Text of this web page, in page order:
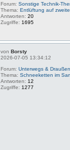
Forum:Sonstige Technik-
Thema:Entlüftung auf
Antworten:20
Zugriffe: 1695
vonBorsty
2026-07-05 13:34:12
Forum:Unterwegs & Draußen
Thema:Schneeketten im
Antworten: 12
Zugriffe: 1277